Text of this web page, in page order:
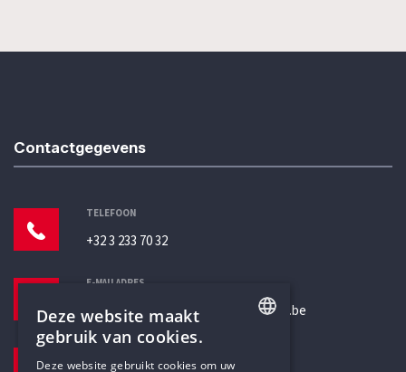
Contactgegevens
TELEFOON
+32 3 233 70 32
E-MAILADRES
secretariaat@humanistischverbond.be
Deze website maakt
gebruik van cookies.
Deze website gebruikt cookies om uw